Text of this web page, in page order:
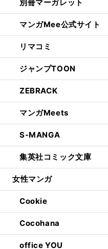
別冊マーガレット
マンガMee公式サイト
リマコミ
ジャンプTOON
ZEBRACK
マンガMeets
S-MANGA
集英社コミック文庫
女性マンガ
Cookie
Cocohana
office YOU